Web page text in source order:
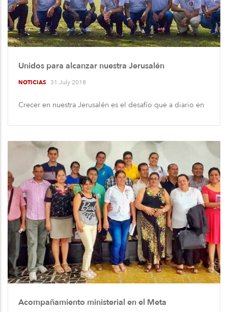
Unidos para alcanzar nuestra Jerusalén
NOTICIAS 31 July 2018
Crecer en nuestra Jerusalén es el desafío que a diario en
Acompañamiento ministerial en el Meta